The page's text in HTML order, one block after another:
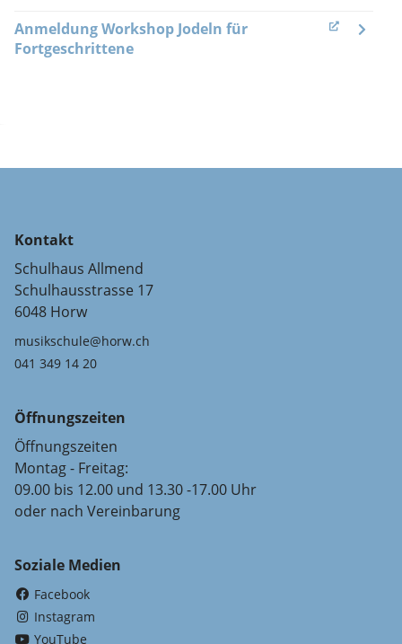
Anmeldung Workshop Jodeln für
Fortgeschrittene
(External Link)
Kontakt
Schulhaus Allmend
Schulhausstrasse 17
6048 Horw
musikschule@horw.ch
041 349 14 20
Öffnungszeiten
Öffnungszeiten
Montag - Freitag:
09.00 bis 12.00 und 13.30 -17.00 Uhr
oder nach Vereinbarung
Soziale Medien
Facebook
Instagram
YouTube